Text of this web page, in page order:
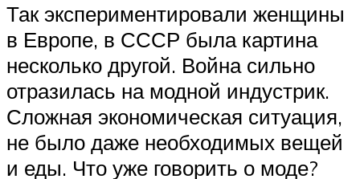
Так экспериментировали женщины
в Европе, в СССР была картина
несколько другой. Война сильно
отразилась на модной индустрик.
Сложная экономическая ситуация,
не было даже необходимых вещей
и еды. Что уже говорить о моде?